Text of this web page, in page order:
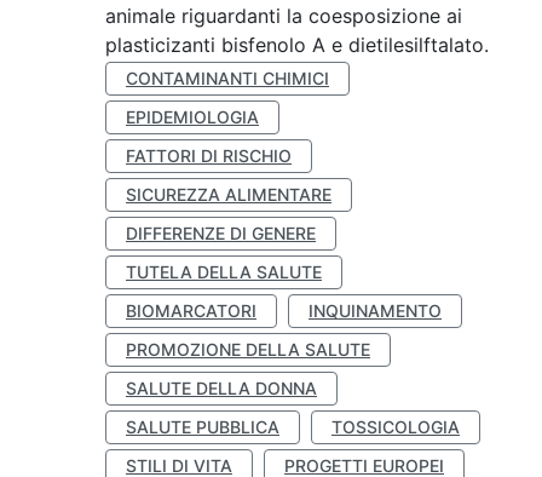
animale riguardanti la coesposizione ai
plasticizanti bisfenolo A e dietilesilftalato.
CONTAMINANTI CHIMICI
EPIDEMIOLOGIA
FATTORI DI RISCHIO
SICUREZZA ALIMENTARE
DIFFERENZE DI GENERE
TUTELA DELLA SALUTE
BIOMARCATORI
INQUINAMENTO
PROMOZIONE DELLA SALUTE
SALUTE DELLA DONNA
SALUTE PUBBLICA
TOSSICOLOGIA
STILI DI VITA
PROGETTI EUROPEI